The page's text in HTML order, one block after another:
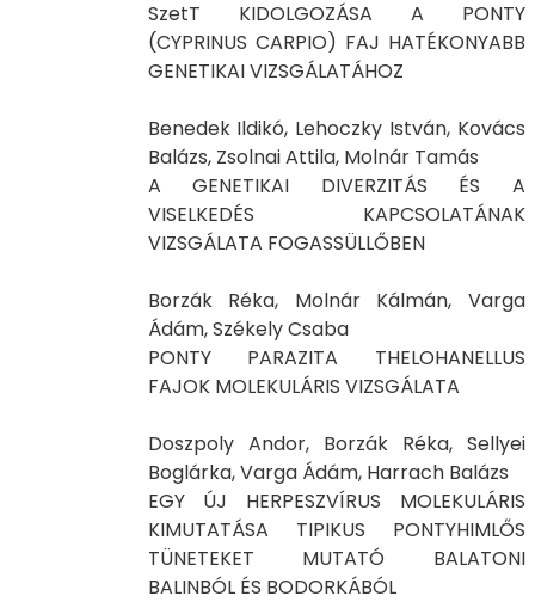
SzetT KIDOLGOZÁSA A PONTY
(CYPRINUS CARPIO) FAJ HATÉKONYABB
GENETIKAI VIZSGÁLATÁHOZ
Benedek Ildikó, Lehoczky István, Kovács
Balázs, Zsolnai Attila, Molnár Tamás
A GENETIKAI DIVERZITÁS ÉS A
VISELKEDÉS KAPCSOLATÁNAK
VIZSGÁLATA FOGASSÜLLŐBEN
Borzák Réka, Molnár Kálmán, Varga
Ádám, Székely Csaba
PONTY PARAZITA THELOHANELLUS
FAJOK MOLEKULÁRIS VIZSGÁLATA
Doszpoly Andor, Borzák Réka, Sellyei
Boglárka, Varga Ádám, Harrach Balázs
EGY ÚJ HERPESZVÍRUS MOLEKULÁRIS
KIMUTATÁSA TIPIKUS PONTYHIMLŐS
TÜNETEKET MUTATÓ BALATONI
BALINBÓL ÉS BODORKÁBÓL